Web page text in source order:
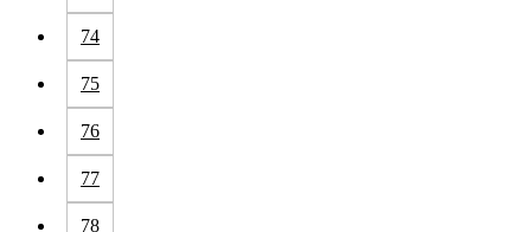
74
75
76
77
78